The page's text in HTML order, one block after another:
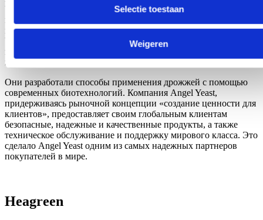
Selectie toestaan
Weigeren
Yeast стремится стать крупной специализированной
международной дрожжевой компанией с наибольшим
количеством сортов и наиболее полными спецификациями.
Чтобы достичь этой цели, Angel Yeast всегда придерживалась
концепции «натурального, питательного и здорового»
продукта, ориентируясь на потребности клиентов.
Они разработали способы применения дрожжей с помощью
современных биотехнологий. Компания Angel Yeast,
придерживаясь рыночной концепции «создание ценности для
клиентов», предоставляет своим глобальным клиентам
безопасные, надежные и качественные продукты, а также
техническое обслуживание и поддержку мирового класса. Это
сделало Angel Yeast одним из самых надежных партнеров
покупателей в мире.
Heagreen